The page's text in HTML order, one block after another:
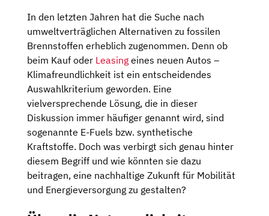
In den letzten Jahren hat die Suche nach
umweltverträglichen Alternativen zu fossilen
Brennstoffen erheblich zugenommen. Denn ob
beim Kauf oder Leasing eines neuen Autos –
Klimafreundlichkeit ist ein entscheidendes
Auswahlkriterium geworden. Eine
vielversprechende Lösung, die in dieser
Diskussion immer häufiger genannt wird, sind
sogenannte E-Fuels bzw. synthetische
Kraftstoffe. Doch was verbirgt sich genau hinter
diesem Begriff und wie könnten sie dazu
beitragen, eine nachhaltige Zukunft für Mobilität
und Energieversorgung zu gestalten?